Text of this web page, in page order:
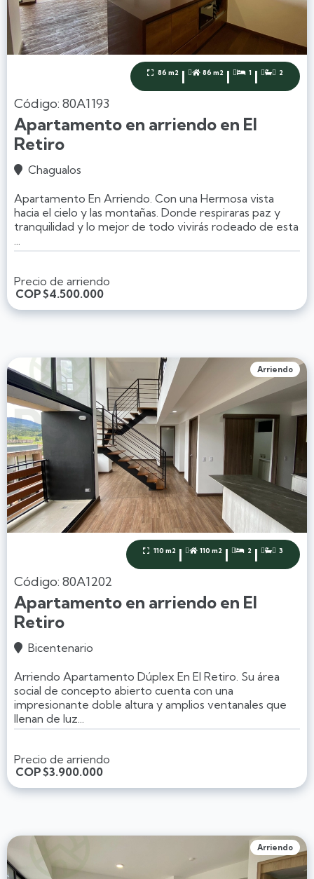
 86 m2 |  86 m2 |  1 |  2
Código: 80A1193
Apartamento en arriendo en El
Retiro
 Chagualos
Apartamento En Arriendo. Con una Hermosa vista
hacia el cielo y las montañas. Donde respiraras paz y
tranquilidad y lo mejor de todo vivirás rodeado de esta
...
Precio de arriendo
COP$4.500.000
Arriendo
 110 m2 |  110 m2 |  2 |  3
Código: 80A1202
Apartamento en arriendo en El
Retiro
 Bicentenario
Arriendo Apartamento Dúplex En El Retiro. Su área
social de concepto abierto cuenta con una
impresionante doble altura y amplios ventanales que
llenan de luz...
Precio de arriendo
COP$3.900.000
Arriendo